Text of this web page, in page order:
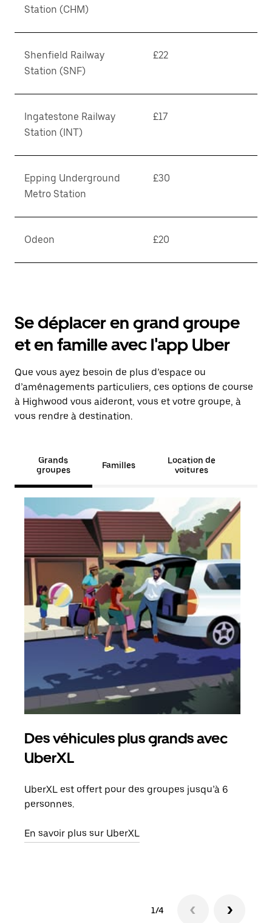
Station (CHM)
Shenfield Railway
Station (SNF)
£22
Ingatestone Railway
Station (INT)
£17
Epping Underground
Metro Station
£30
Odeon £20
Se déplacer en grand groupe
et en famille avec l'app Uber
Que vous ayez besoin de plus d’espace ou
d’aménagements particuliers, ces options de course
à Highwood vous aideront, vous et votre groupe, à
vous rendre à destination.
Grands
groupes
Familles
Location de
voitures
Des véhicules plus grands avec
UberXL
UberXL est offert pour des groupes jusqu’à 6
personnes.
En savoir plus sur UberXL
1/4